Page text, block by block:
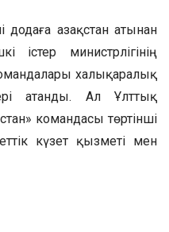
Қазақстан атынан
істер министрлігінің
халықаралық
атанды. Ал Ұлттық
командасы төртінші
күзет қызметі мен